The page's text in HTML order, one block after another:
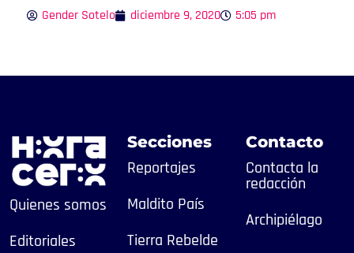
Gender Sotelo diciembre 9, 2020 5:05 pm
Quienes somos
Editoriales
Secciones
Reportajes
Maldito País
Tierra Rebelde
Contacto
Contacta la
redacción
Archipiélago